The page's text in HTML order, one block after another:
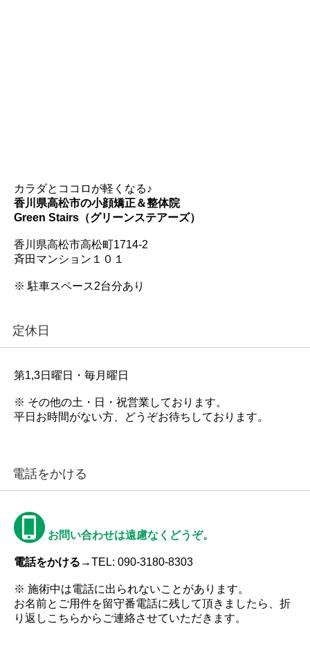
カラダとココロが軽くなる♪
香川県高松市の小顔矯正＆整体院
Green Stairs（グリーンステアーズ）
香川県高松市高松町1714-2
斉田マンション１０１
※ 駐車スペース2台分あり
定休日
第1,3日曜日・毎月曜日
※ その他の土・日・祝営業しております。
平日お時間がない方、どうぞお待ちしております。
電話をかける
お問い合わせは遠慮なくどうぞ。
電話をかける→TEL: 090-3180-8303
※ 施術中は電話に出られないことがあります。
お名前とご用件を留守番電話に残して頂きましたら、折
り返しこちらからご連絡させていただきます。